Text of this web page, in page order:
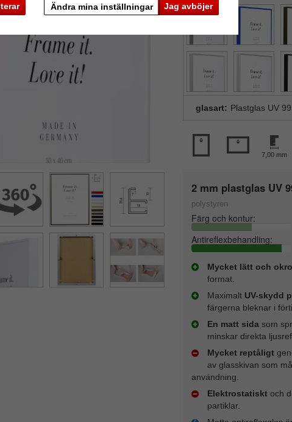
Jag avböjer
Ändra mina inställningar
Nästa
glasart: Plastglas UV
7,00 mm
2 mm plastglas UV
polystyren
Färg och kontur:
Antireflexbehandling:
Mycket lätt och
format.
Maximalt UV-skydd
färgerna bleknar i
En matt sida som
minskar direkta
Mycket reptåligt
av glasskivan som
användning.
Elektrostatisktoch
partiklar.